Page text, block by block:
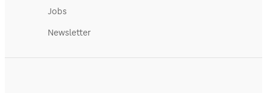
Jobs
Newsletter